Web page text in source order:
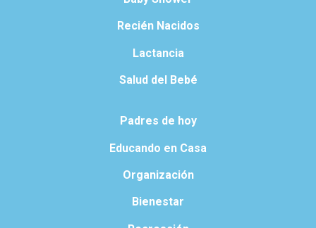
Recién Nacidos
Lactancia
Salud del Bebé
Padres de hoy
Educando en Casa
Organización
Bienestar